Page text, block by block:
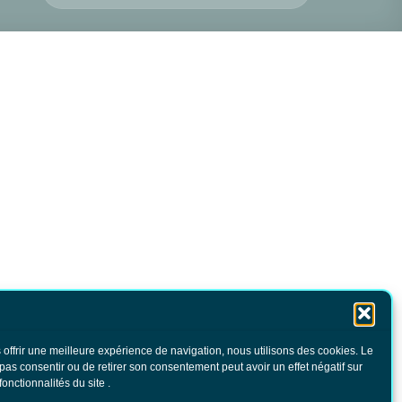
offrir une meilleure expérience de navigation, nous utilisons des cookies. Le
consentir ou de retirer son consentement peut avoir un effet négatif sur
du site .